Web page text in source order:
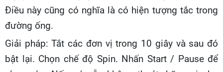
Điều này cũng có nghĩa là có hiện tượng tắc trong
đường ống.
Giải pháp: Tắt các đơn vị trong 10 giây và sau đó
bật lại. Chọn chế độ Spin. Nhấn Start / Pause để